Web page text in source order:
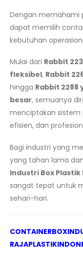
Dengan memahami
dapat memilih
kebutuhan
Mulai dari Rabbit
fleksibel, Rabbit
hingga Rabbit
besar, semuanya
menciptakan sistem
efisien, dan
Bagi industri yang
yang tahan lama
Industri Box Plastik
sangat tepat untuk
sehari-hari.